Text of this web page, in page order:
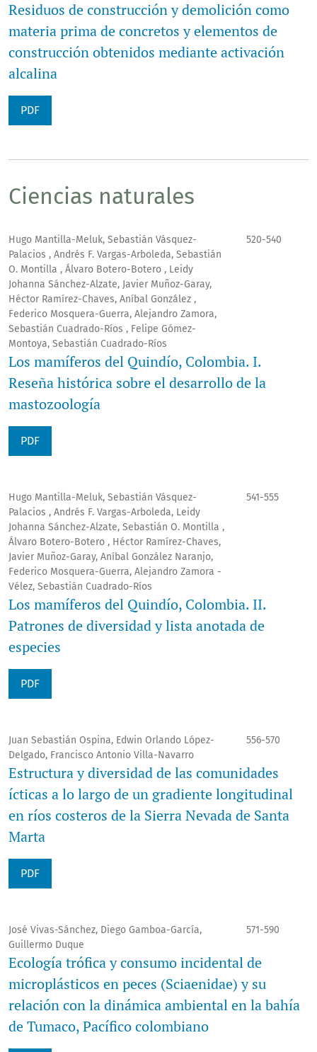
Residuos de construcción y demolición como
materia prima de concretos y elementos de
construcción obtenidos mediante activación
alcalina
PDF
Ciencias naturales
Hugo Mantilla-Meluk, Sebastián Vásquez-
Palacios , Andrés F. Vargas-Arboleda, Sebastián
O. Montilla , Álvaro Botero-Botero , Leidy
Johanna Sánchez-Alzate, Javier Muñoz-Garay,
Héctor Ramírez-Chaves, Aníbal González ,
Federico Mosquera-Guerra, Alejandro Zamora,
Sebastián Cuadrado-Ríos , Felipe Gómez-
Montoya, Sebastián Cuadrado-Ríos
520-540
Los mamíferos del Quindío, Colombia. I.
Reseña histórica sobre el desarrollo de la
mastozoología
PDF
Hugo Mantilla-Meluk, Sebastián Vásquez-
Palacios , Andrés F. Vargas-Arboleda, Leidy
Johanna Sánchez-Alzate, Sebastián O. Montilla ,
Álvaro Botero-Botero , Héctor Ramírez-Chaves,
Javier Muñoz-Garay, Aníbal González Naranjo,
Federico Mosquera-Guerra, Alejandro Zamora -
Vélez, Sebastián Cuadrado-Ríos
541-555
Los mamíferos del Quindío, Colombia. II.
Patrones de diversidad y lista anotada de
especies
PDF
Juan Sebastián Ospina, Edwin Orlando López-
Delgado, Francisco Antonio Villa-Navarro
556-570
Estructura y diversidad de las comunidades
ícticas a lo largo de un gradiente longitudinal
en ríos costeros de la Sierra Nevada de Santa
Marta
PDF
José Vivas-Sánchez, Diego Gamboa-García,
Guillermo Duque
571-590
Ecología trófica y consumo incidental de
microplásticos en peces (Sciaenidae) y su
relación con la dinámica ambiental en la bahía
de Tumaco, Pacífico colombiano